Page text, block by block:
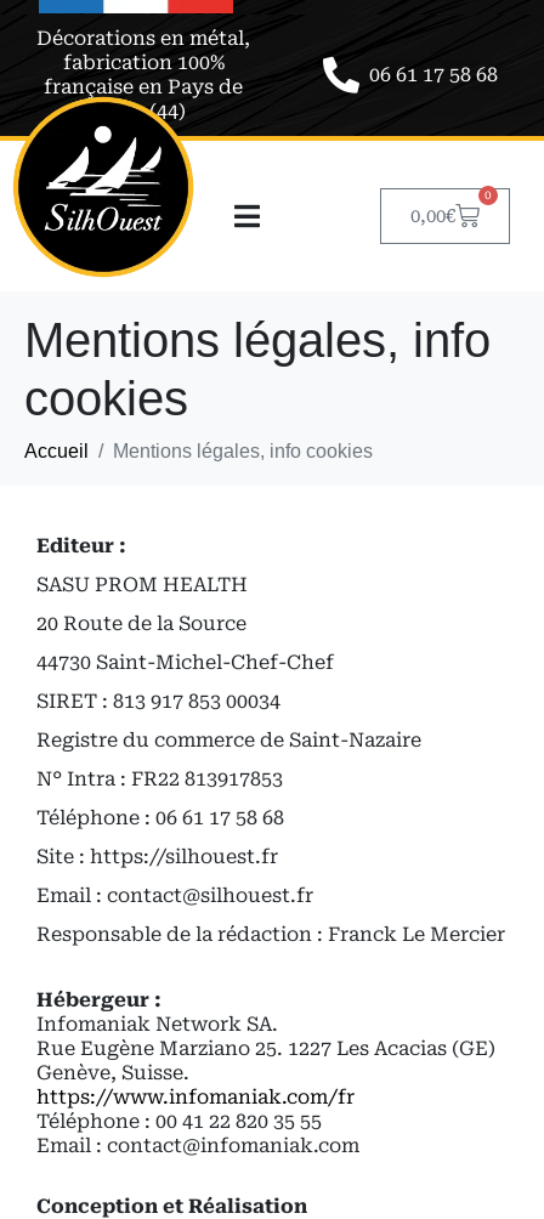
Décorations en métal,
fabrication 100%
française en Pays de
Retz (44)
06 61 17 58 68
0,00€
0
Mentions légales, info
cookies
Accueil Mentions légales, info cookies
Editeur :
SASU PROM HEALTH
20 Route de la Source
44730 Saint-Michel-Chef-Chef
SIRET : 813 917 853 00034
Registre du commerce de Saint-Nazaire
N° Intra : FR22 813917853
Téléphone : 06 61 17 58 68
Site : https://silhouest.fr
Email : contact@silhouest.fr
Responsable de la rédaction : Franck Le Mercier
Hébergeur :
Infomaniak Network SA.
Rue Eugène Marziano 25. 1227 Les Acacias (GE)
Genève, Suisse.
https://www.infomaniak.com/fr
Téléphone : 00 41 22 820 35 55
Email : contact@infomaniak.com
Conception et Réalisation